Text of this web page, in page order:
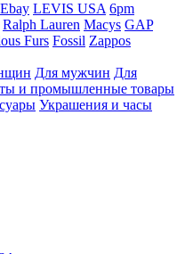
Ebay LEVIS USA 6pm
Ralph Lauren Macys GAP
Furs Fossil Zappos
Для мужчин Для
и промышленные товары
Украшения и часы